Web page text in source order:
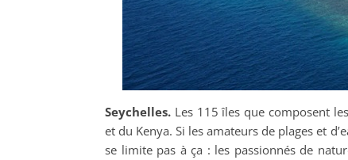
Seychelles. Les 115 îles que composent
et du Kenya. Si les amateurs de plages et
se limite pas à ça : les passionnés de